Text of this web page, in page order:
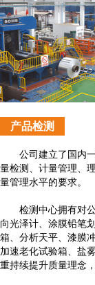
产品检测
公司建立了国内一
量检测、计量管理、
量管理水平的要求。
检测中心拥有对公
向光泽计、涂膜铅笔
箱、分析天平、漆膜
加速老化试验箱、盐
重持续提升质量理念